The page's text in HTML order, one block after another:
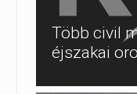
Több civil
éjszakai